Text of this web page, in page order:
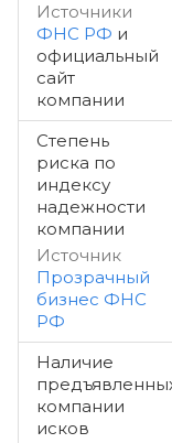
Источники
ФНС РФ и
официальный
сайт
компании
Степень
риска по
индексу
надежности
компании
Источник
Прозрачный
бизнес ФНС
РФ
Наличие
компании
исков